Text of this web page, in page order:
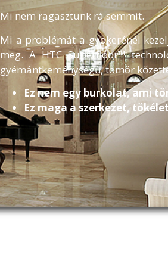
Mi nem ragasztunk rá semmit.
Mi a problémát a gyökerénél
meg. A HTC Superfloor™
gyémántkeménységű, tömör
Ez nem egy burkolat, ami
Ez maga a szerkezet,